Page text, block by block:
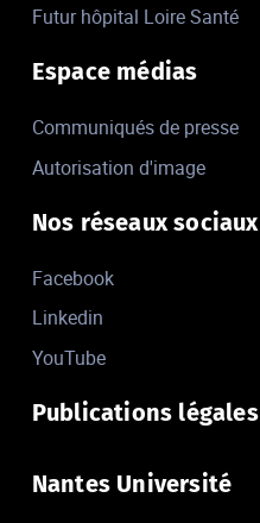
Futur hôpital Loire Santé
Espace médias
Communiqués de presse
Autorisation d'image
Nos réseaux sociaux
Facebook
Linkedin
YouTube
Publications légales
Nantes Université